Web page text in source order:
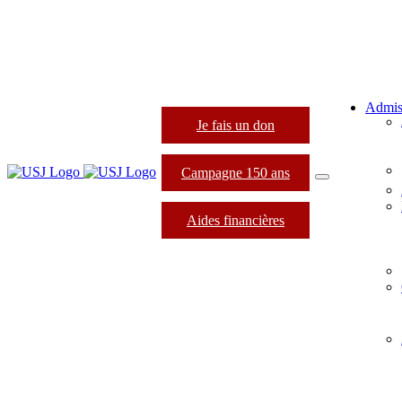
Je fais un don
Campagne 150 ans
Aides financières